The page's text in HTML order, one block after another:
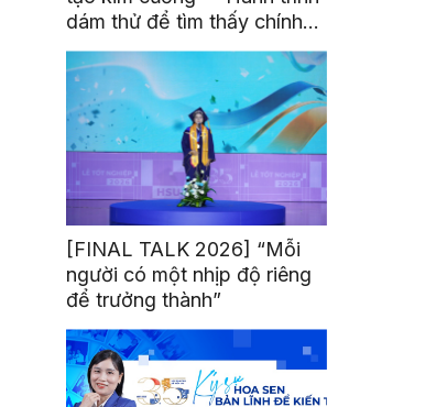
dám thử để tìm thấy chính
mình
[FINAL TALK 2026] “Mỗi
người có một nhịp độ riêng
để trưởng thành”